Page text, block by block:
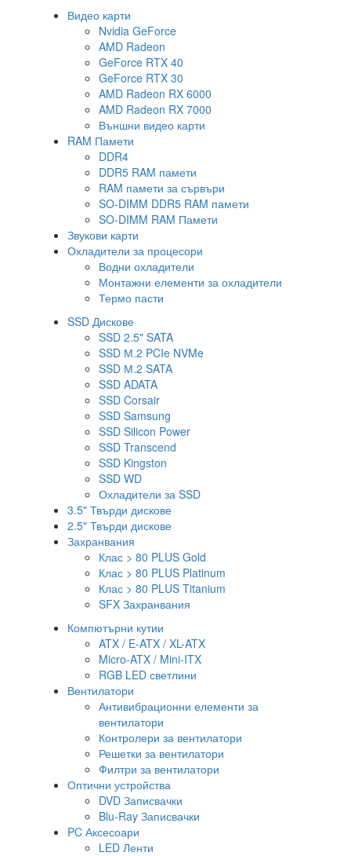
Видео карти
Nvidia GeForce
AMD Radeon
GeForce RTX 40
GeForce RTX 30
AMD Radeon RX 6000
AMD Radeon RX 7000
Външни видео карти
RAM Памети
DDR4
DDR5 RAM памети
RAM памети за сървъри
SO-DIMM DDR5 RAM памети
SO-DIMM RAM Памети
Звукови карти
Охладители за процесори
Водни охладители
Монтажни елементи за охладители
Термо пасти
SSD Дискове
SSD 2.5" SATA
SSD М.2 PCIe NVMe
SSD М.2 SATA
SSD ADATA
SSD Corsair
SSD Samsung
SSD Silicon Power
SSD Transcend
SSD Kingston
SSD WD
Охладители за SSD
3.5" Твърди дискове
2.5" Твърди дискове
Захранвания
Клас > 80 PLUS Gold
Клас > 80 PLUS Platinum
Клас > 80 PLUS Titanium
SFX Захранвания
Компютърни кутии
ATX / E-ATX / XL-ATX
Micro-ATX / Mini-ITX
RGB LED светлини
Вентилатори
Антивибрационни елементи за
вентилатори
Контролери за вентилатори
Решетки за вентилатори
Филтри за вентилатори
Оптични устройства
DVD Записвачки
Blu-Ray Записвачки
PC Аксесоари
LED Ленти